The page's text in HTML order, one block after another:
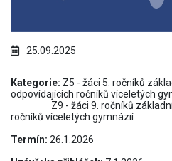
25.09.2025
Kategorie: Z5 - žáci 5. ročníků
odpovídajících ročníků víceletých
Z9 - žáci 9. ročníků základních
ročníků víceletých gymnázií
Termín: 26.1.2026